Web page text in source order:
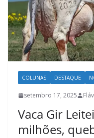
COLUNAS DESTAQUE
setembro 17, 2025
Vaca Gir
milhões,